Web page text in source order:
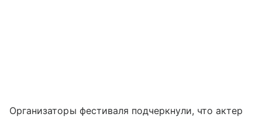
Организаторы фестиваля подчеркнули, что актер